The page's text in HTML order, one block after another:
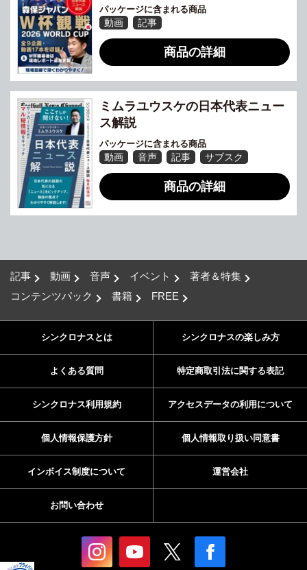
パッケージに含まれる商品
動画 記事
商品の詳細
ミムラユウスケの日本代表ニュー
ス解説
パッケージに含まれる商品
動画 音声 記事 サブスク
商品の詳細
記事 動画 音声 イベント
著者＆特集
コンテンツパック
書籍 FREE
シンクロナスとは シンクロナスの楽しみ方
よくある質問 特定商取引法に関する表記
シンクロナス利用規約 アクセスデータの利用について
個人情報保護方針 個人情報取り扱い同意書
インボイス制度について 運営会社
お問い合わせ